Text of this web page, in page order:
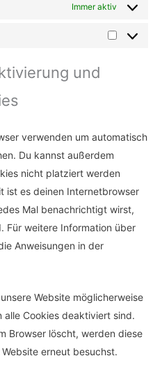
Immer aktiv
und
verwenden um automatisch
Du kannst außerdem
nicht platziert werden
ist es deinen Internetbrowser
Mal benachrichtigt wirst,
Für weitere Information über
Anweisungen in der
Website möglicherweise
Cookies deaktiviert sind.
Browser löscht, werden diese
erneut besuchst.